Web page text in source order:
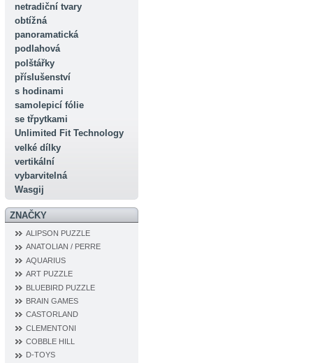
netradiční tvary
obtížná
panoramatická
podlahová
polštářky
příslušenství
s hodinami
samolepicí fólie
se třpytkami
Unlimited Fit Technology
velké dílky
vertikální
vybarvitelná
Wasgij
ZNAČKY
ALIPSON PUZZLE
ANATOLIAN / PERRE
AQUARIUS
ART PUZZLE
BLUEBIRD PUZZLE
BRAIN GAMES
CASTORLAND
CLEMENTONI
COBBLE HILL
D‐TOYS